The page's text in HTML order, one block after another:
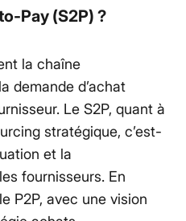
Pay (S2P) ?
la chaîne
demande d’achat
Le S2P, quant à
stratégique, c’est-
et la
fournisseurs. En
P2P, avec une vision